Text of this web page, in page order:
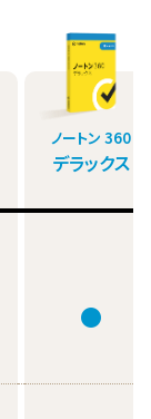
ノートン 360
デラックス
●